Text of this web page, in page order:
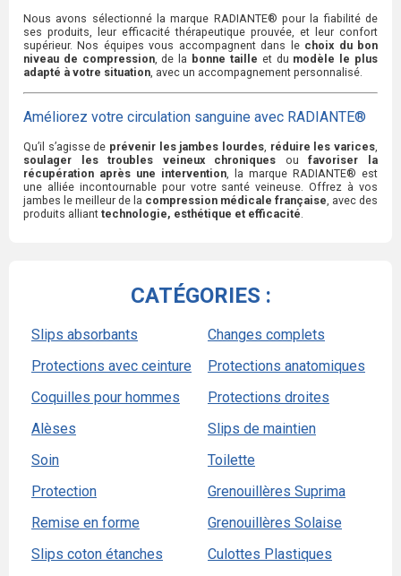
Nous avons sélectionné la marque RADIANTE® pour la fiabilité de
ses produits, leur efficacité thérapeutique prouvée, et leur confort
supérieur. Nos équipes vous accompagnent dans le choix du bon
niveau de compression, de la bonne taille et du modèle le plus
adapté à votre situation, avec un accompagnement personnalisé.
Améliorez votre circulation sanguine avec RADIANTE®
Qu’il s’agisse de prévenir les jambes lourdes, réduire les varices,
soulager les troubles veineux chroniques oufavoriser la
récupération après une intervention, la marque RADIANTE® est
une alliée incontournable pour votre santé veineuse. Offrez à vos
jambes le meilleur de la compression médicale française, avec des
produits alliant technologie, esthétique et efficacité.
CATÉGORIES :
Slips absorbants
Changes complets
Protections avec ceinture
Protections anatomiques
Coquilles pour hommes
Protections droites
Alèses
Slips de maintien
Soin
Toilette
Protection
Grenouillères Suprima
Remise en forme
Grenouillères Solaise
Slips coton étanches
Culottes Plastiques